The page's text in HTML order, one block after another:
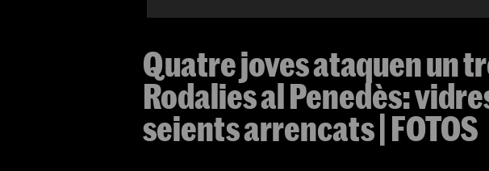
Quatre joves ataquen un
Rodalies al Penedès:
seients arrencats | FOTOS